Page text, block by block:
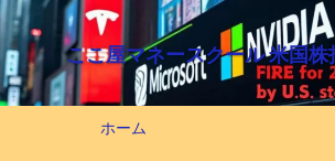
ここ屋マネースクール 米国株
ホーム